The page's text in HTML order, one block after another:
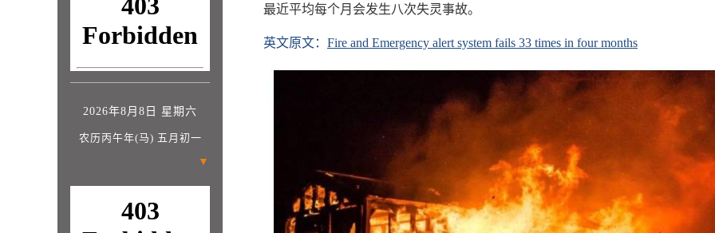
2026年8月8日 星期六
农历丙午年(马) 五月初一
▼
最近平均每个月会发生八次失灵事故。
英文原文： Fire and Emergency alert system fails 33 times in four months